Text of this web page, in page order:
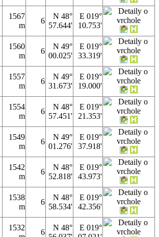
1567
m
6
N 48°
57.644'
E 019°
10.753'
1560
m
6
N 49°
00.025'
E 019°
33.319'
1557
m
6
N 49°
31.673'
E 019°
19.000'
1554
m
6
N 48°
57.451'
E 019°
21.353'
1549
m
6
N 49°
01.276'
E 019°
37.918'
1542
m
6
N 48°
52.818'
E 019°
43.973'
1538
m
6
N 48°
58.534'
E 019°
42.356'
1532
6
N 48°
E 019°